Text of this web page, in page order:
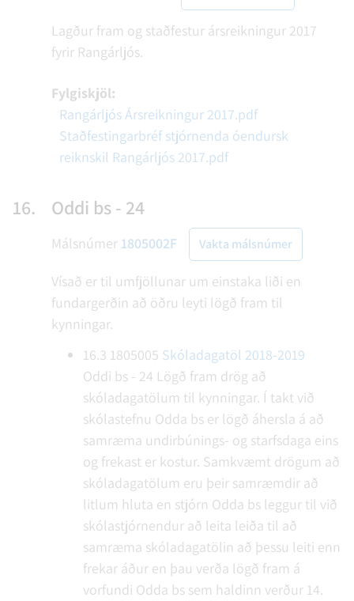
Lagður fram og staðfestur ársreikningur 2017
fyrir Rangárljós.
Fylgiskjöl:
Rangárljós Ársreikningur 2017.pdf
Staðfestingarbréf stjórnenda óendursk
reiknskil Rangárljós 2017.pdf
16. Oddi bs - 24
Málsnúmer 1805002F Vakta málsnúmer
Vísað er til umfjöllunar um einstaka liði en
fundargerðin að öðru leyti lögð fram til
kynningar.
16.3 1805005 Skóladagatöl 2018-2019
Oddi bs - 24 Lögð fram drög að
skóladagatölum til kynningar. Í takt við
skólastefnu Odda bs er lögð áhersla á að
samræma undirbúnings- og starfsdaga eins
og frekast er kostur. Samkvæmt drögum að
skóladagatölum eru þeir samræmdir að
litlum hluta en stjórn Odda bs leggur til við
skólastjórnendur að leita leiða til að
samræma skóladagatölin að þessu leiti enn
frekar áður en þau verða lögð fram á
vorfundi Odda bs sem haldinn verður 14.